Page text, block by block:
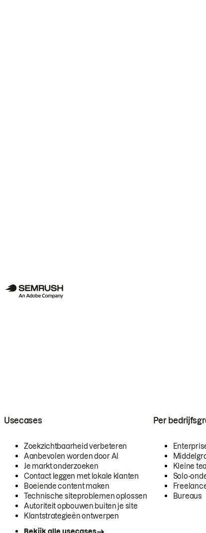
Usecases
Zoekzichtbaarheid verbeteren
Aanbevolen worden door AI
Je markt onderzoeken
Contact leggen met lokale klanten
Boeiende content maken
Technische siteproblemen oplossen
Autoriteit opbouwen buiten je site
Klantstrategieën ontwerpen
Per
Kleine
Solo-
Bureaus